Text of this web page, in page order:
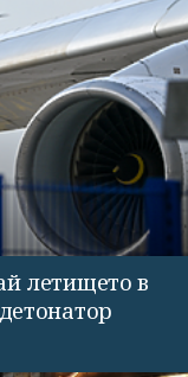
летището в